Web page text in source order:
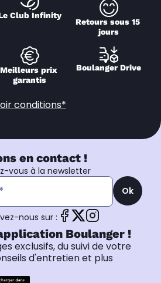
Club Infinity
Retours sous 15
jours
Meilleurs prix
garantis
Boulanger Drive
conditions*
en contact !
vous à la newsletter
Ok
nous sur :
Boulanger !
exclusifs, du suivi de votre
d'entretien et plus